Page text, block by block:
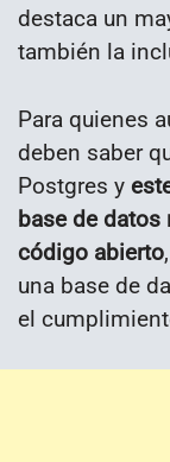
destaca un
también la
Para quienes
deben saber
Postgres y
base de datos
código abierto
una base de
el